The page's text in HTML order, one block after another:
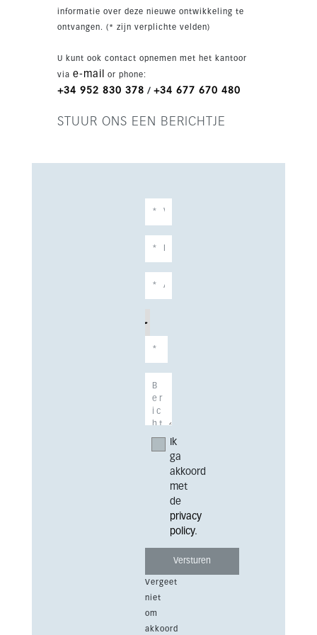
chefservices en een kinder speeltuin. Oplevering
staat gepland voor voorjaar 2025, met strand,
informatie over deze nieuwe ontwikkeling te
ontvangen. (* zijn verplichte velden)
U kunt ook contact opnemen met het kantoor
via e-mail or phone:
+34 952 830 378 / +34 677 670 480
STUUR ONS EEN BERICHTJE
Ik
ga
akkoord
met
de
privacy
policy.
Vergeet
niet
om
akkoord